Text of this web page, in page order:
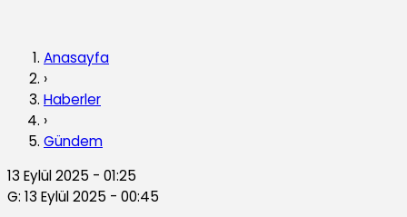
Anasayfa
›
Haberler
›
Gündem
13 Eylül 2025 - 01:25
G: 13 Eylül 2025 - 00:45